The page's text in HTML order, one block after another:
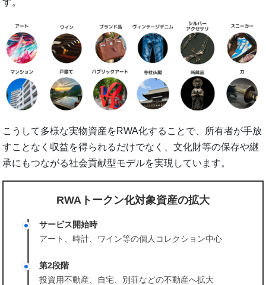
す。
こうして多様な実物資産をRWA化することで、所有者が手放
すことなく収益を得られるだけでなく、文化財等の保存や継
承にもつながる社会貢献型モデルを実現しています。
RWAトークン化対象資産の拡大
サービス開始時
アート、時計、ワイン等の個人コレクション中心
第2段階
投資用不動産、自宅、別荘などの不動産へ拡大